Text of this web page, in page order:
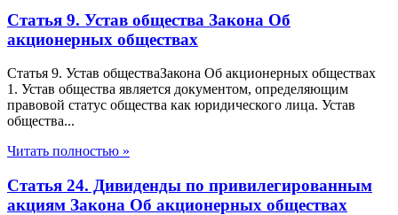
Статья 9. Устав общества Закона Об
акционерных обществах
Статья 9. Устав обществаЗакона Об акционерных обществах
1. Устав общества является документом, определяющим
правовой статус общества как юридического лица. Устав
общества...
Читать полностью »
Статья 24. Дивиденды по привилегированным
акциям Закона Об акционерных обществах